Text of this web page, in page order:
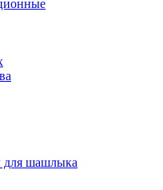
для шашлыка